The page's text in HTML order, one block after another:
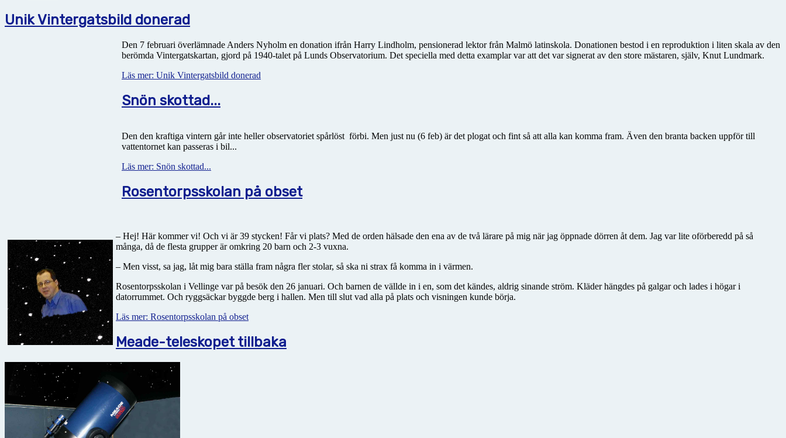
Unik Vintergatsbild donerad
Den 7 februari överlämnade Anders Nyholm en donation ifrån Harry Lindholm, pensionerad lektor från Malmö latinskola. Donationen bestod i en reproduktion i liten skala av den
berömda Vintergatskartan, gjord på 1940-talet på Lunds Observatorium. Det speciella med detta examplar var att det var signerat av den store mästaren, själv, Knut Lundmark.
Läs mer: Unik Vintergatsbild donerad
Snön skottad...
Den den kraftiga vintern går inte heller observatoriet spårlöst förbi. Men just nu (6 feb) är det plogat och fint så att alla kan komma fram. Även den branta backen uppför till
vattentornet kan passeras i bil...
Läs mer: Snön skottad...
Rosentorpsskolan på obset
– Hej! Här kommer vi! Och vi är 39 stycken! Får vi plats? Med de orden hälsade den ena av de två lärare på mig när jag öppnade dörren åt dem. Jag var lite oförberedd på så
många, då de flesta grupper är omkring 20 barn och 2-3 vuxna.
– Men visst, sa jag, låt mig bara ställa fram några fler stolar, så ska ni strax få komma in i värmen.
Rosentorpsskolan i Vellinge var på besök den 26 januari. Och barnen de vällde in i en, som det kändes, aldrig sinande ström. Kläder hängdes på galgar och lades i högar i
datorrummet. Och ryggsäckar byggde berg i hallen. Men till slut vad alla på plats och visningen kunde börja.
Läs mer: Rosentorpsskolan på obset
Meade-teleskopet tillbaka